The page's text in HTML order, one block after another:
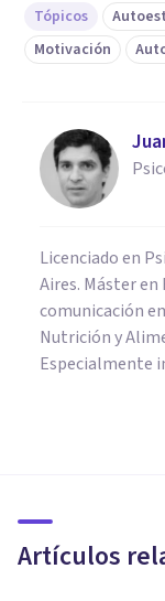
Tópicos
Motivación
Licenciado en
Aires. Máster
comunicación
Nutrición y
Especialmente
Artículos
Los 10